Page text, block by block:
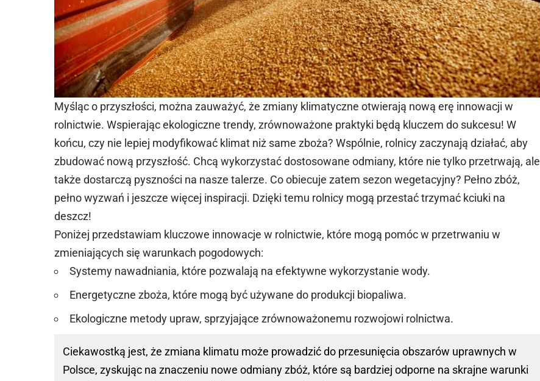
Myśląc o przyszłości, można zauważyć, że zmiany klimatyczne otwierają nową erę innowacji w
rolnictwie. Wspierając ekologiczne trendy, zrównoważone praktyki będą kluczem do sukcesu! W
końcu, czy nie lepiej modyfikować klimat niż same zboża? Wspólnie, rolnicy zaczynają działać, aby
zbudować nową przyszłość. Chcą wykorzystać dostosowane odmiany, które nie tylko przetrwają, ale
także dostarczą pyszności na nasze talerze. Co obiecuje zatem sezon wegetacyjny? Pełno zbóż,
pełno wyzwań i jeszcze więcej inspiracji. Dzięki temu rolnicy mogą przestać trzymać kciuki na
deszcz!
Poniżej przedstawiam kluczowe innowacje w rolnictwie, które mogą pomóc w przetrwaniu w
zmieniających się warunkach pogodowych:
Systemy nawadniania, które pozwalają na efektywne wykorzystanie wody.
Energetyczne zboża, które mogą być używane do produkcji biopaliwa.
Ekologiczne metody upraw, sprzyjające zrównoważonemu rozwojowi rolnictwa.
Ciekawostką jest, że zmiana klimatu może prowadzić do przesunięcia obszarów uprawnych w
Polsce, zyskując na znaczeniu nowe odmiany zbóż, które są bardziej odporne na skrajne warunki